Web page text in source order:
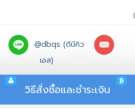
@dbqs (ดีบีคิว
เอส)
วิธีสั่งซื้อและชำระเงิน